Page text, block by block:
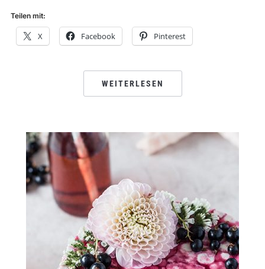
Teilen mit:
X Facebook Pinterest
WEITERLESEN